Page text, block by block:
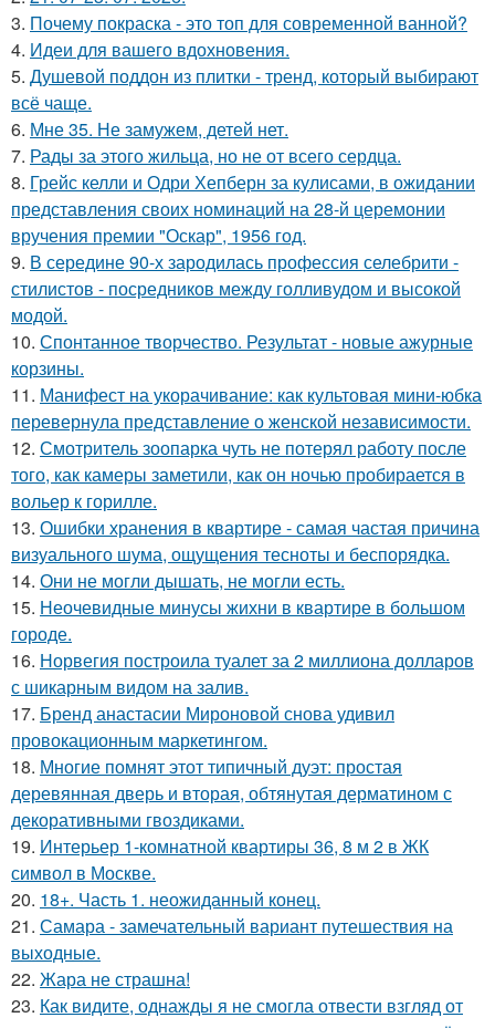
3. Почему покраска - это топ для современной ванной?
4. Идеи для вашего вдохновения.
5. Душевой поддон из плитки - тренд, который выбирают
всё чаще.
6. Мне 35. Не замужем, детей нет.
7. Рады за этого жильца, но не от всего сердца.
8. Грейс келли и Одри Хепберн за кулисами, в ожидании
представления своих номинаций на 28-й церемонии
вручения премии "Оскар", 1956 год.
9. В середине 90-х зародилась профессия селебрити -
стилистов - посредников между голливудом и высокой
модой.
10. Спонтанное творчество. Результат - новые ажурные
корзины.
11. Манифест на укорачивание: как культовая мини-юбка
перевернула представление о женской независимости.
12. Смотритель зоопарка чуть не потерял работу после
того, как камеры заметили, как он ночью пробирается в
вольер к горилле.
13. Ошибки хранения в квартире - самая частая причина
визуального шума, ощущения тесноты и беспорядка.
14. Они не могли дышать, не могли есть.
15. Неочевидные минусы жихни в квартире в большом
городе.
16. Норвегия построила туалет за 2 миллиона долларов
с шикарным видом на залив.
17. Бренд анастасии Мироновой снова удивил
провокационным маркетингом.
18. Многие помнят этот типичный дуэт: простая
деревянная дверь и вторая, обтянутая дерматином с
декоративными гвоздиками.
19. Интерьер 1-комнатной квартиры 36, 8 м 2 в ЖК
символ в Москве.
20. 18+. Часть 1. неожиданный конец.
21. Самара - замечательный вариант путешествия на
выходные.
22. Жара не страшна!
23. Как видите, однажды я не смогла отвести взгляд от